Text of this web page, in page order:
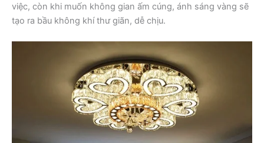
việc, còn khi muốn không gian ấm cúng, ánh sáng vàng sẽ
tạo ra bầu không khí thư giãn, dễ chịu.